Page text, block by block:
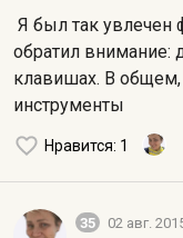
Я был так увлечен
обратил внимание:
клавишах. В
инструменты
Нравится: 1
35 02 авг.